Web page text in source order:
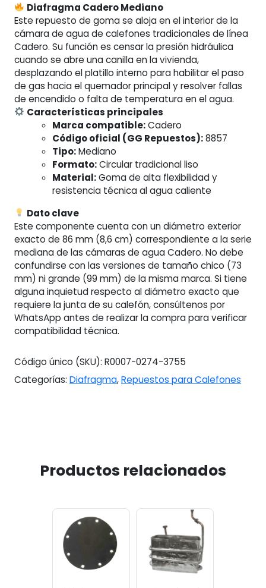
Diafragma Cadero Mediano
Este repuesto de goma se aloja en el interior de la
cámara de agua de calefones tradicionales de línea
Cadero. Su función es censar la presión hidráulica
cuando se abre una canilla en la vivienda,
desplazando el platillo interno para habilitar el paso
de gas hacia el quemador principal y resolver fallas
de encendido o falta de temperatura en el agua.
Características principales
Marca compatible:Cadero
Código oficial (GG Repuestos):8857
Tipo:Mediano
Formato:Circular tradicional liso
Material:Goma de alta flexibilidad y
resistencia técnica al agua caliente
Dato clave
Este componente cuenta con un diámetro exterior
exacto de 86 mm (8,6 cm) correspondiente a la serie
mediana de las cámaras de agua Cadero. No debe
confundirse con las versiones de tamaño chico (73
mm) ni grande (99 mm) de la misma marca. Si tiene
alguna inquietud respecto al diámetro exacto que
requiere la junta de su calefón, consúltenos por
WhatsApp antes de realizar la compra para verificar
compatibilidad técnica.
Código único (SKU): R0007-0274-3755
Categorías: Diafragma,Repuestos para Calefones
Productos relacionados